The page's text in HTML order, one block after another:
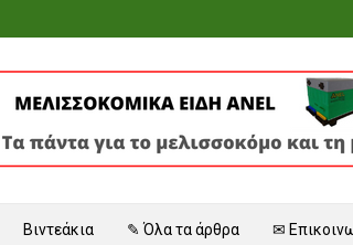
Βιντεάκια ✎ Όλα τα άρθρα ✉